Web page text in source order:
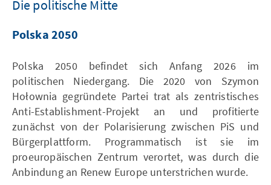
Die politische Mitte
Polska 2050
Polska 2050 befindet sich Anfang 2026 im
politischen Niedergang. Die 2020 von Szymon
Hołownia gegründete Partei trat als zentristisches
Anti-Establishment-Projekt an und profitierte
zunächst von der Polarisierung zwischen PiS und
Bürgerplattform. Programmatisch ist sie im
proeuropäischen Zentrum verortet, was durch die
Anbindung an Renew Europe unterstrichen wurde.